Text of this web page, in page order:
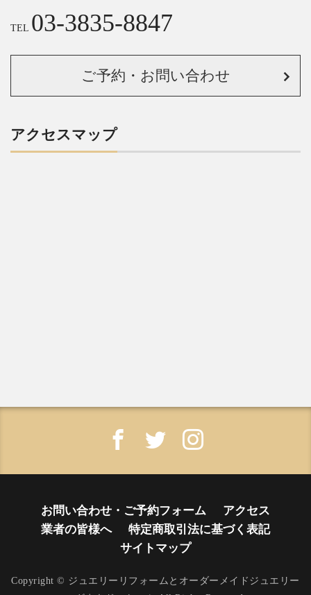
TEL 03-3835-8847
ご予約・お問い合わせ
アクセスマップ
お問い合わせ・ご予約フォーム
アクセス
業者の皆様へ
特定商取引法に基づく表記
サイトマップ
Copyright © ジュエリーリフォームとオーダーメイドジュエリー